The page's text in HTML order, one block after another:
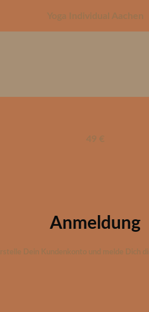
Yoga Individual Aachen
49 €
Anmeldung
Dein Kundenkonto und melde Dich